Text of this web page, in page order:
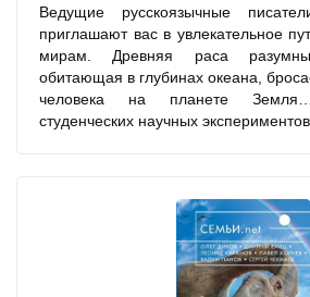
Ведущие русскоязычные
приглашают вас в увлекательное
мирам. Древняя раса разумных
обитающая в глубинах океана,
человека на планете
студенческих научных